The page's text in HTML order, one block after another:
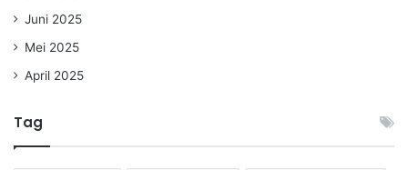
Juni 2025
Mei 2025
April 2025
Tag